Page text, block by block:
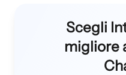
Scegli
migliore